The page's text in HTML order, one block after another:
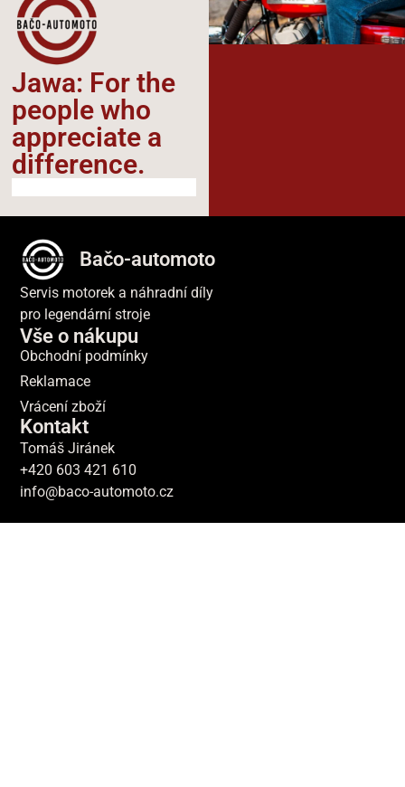
Jawa: For the
people who
appreciate a
difference.​
Bačo-automoto
Servis motorek a náhradní díly
pro legendární stroje
Vše o nákupu
Obchodní podmínky
Reklamace
Vrácení zboží
Kontakt
Tomáš Jiránek
+420 603 421 610
info@baco-automoto.cz